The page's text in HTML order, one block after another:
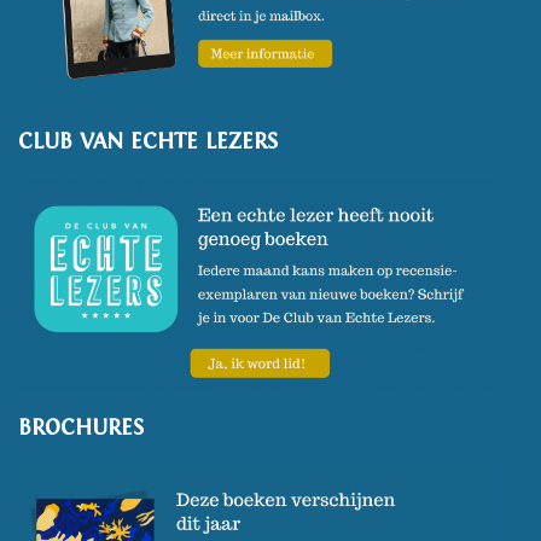
voorlopige afscheid van Congo.
Naast Afrika heeft de Arabische
aantrekkingskracht op haar
debuut ‘De Golf’ (1986), het
boekenweekessay ‘Een kamer
in Cairo’( 1991) en ‘De poorten
van Damascus’ (1993), over haar
vriendschap met de Syrische
Afrikaanse telefooncel’ (2010)
CLUB VAN ECHTE LEZERS
BROCHURES